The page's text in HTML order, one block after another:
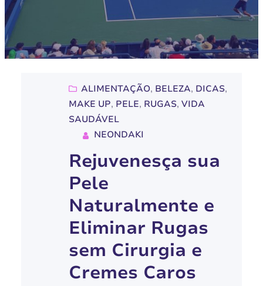
ALIMENTAÇÃO, BELEZA, DICAS
MAKE UP, PELE, RUGAS, VIDA
SAUDÁVEL
NEONDAKI
Rejuvenesça sua
Pele
Naturalmente e
Eliminar Rugas
sem Cirurgia e
Cremes Caros